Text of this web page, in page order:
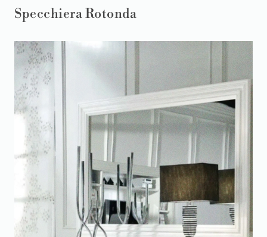
Specchiera Rotonda